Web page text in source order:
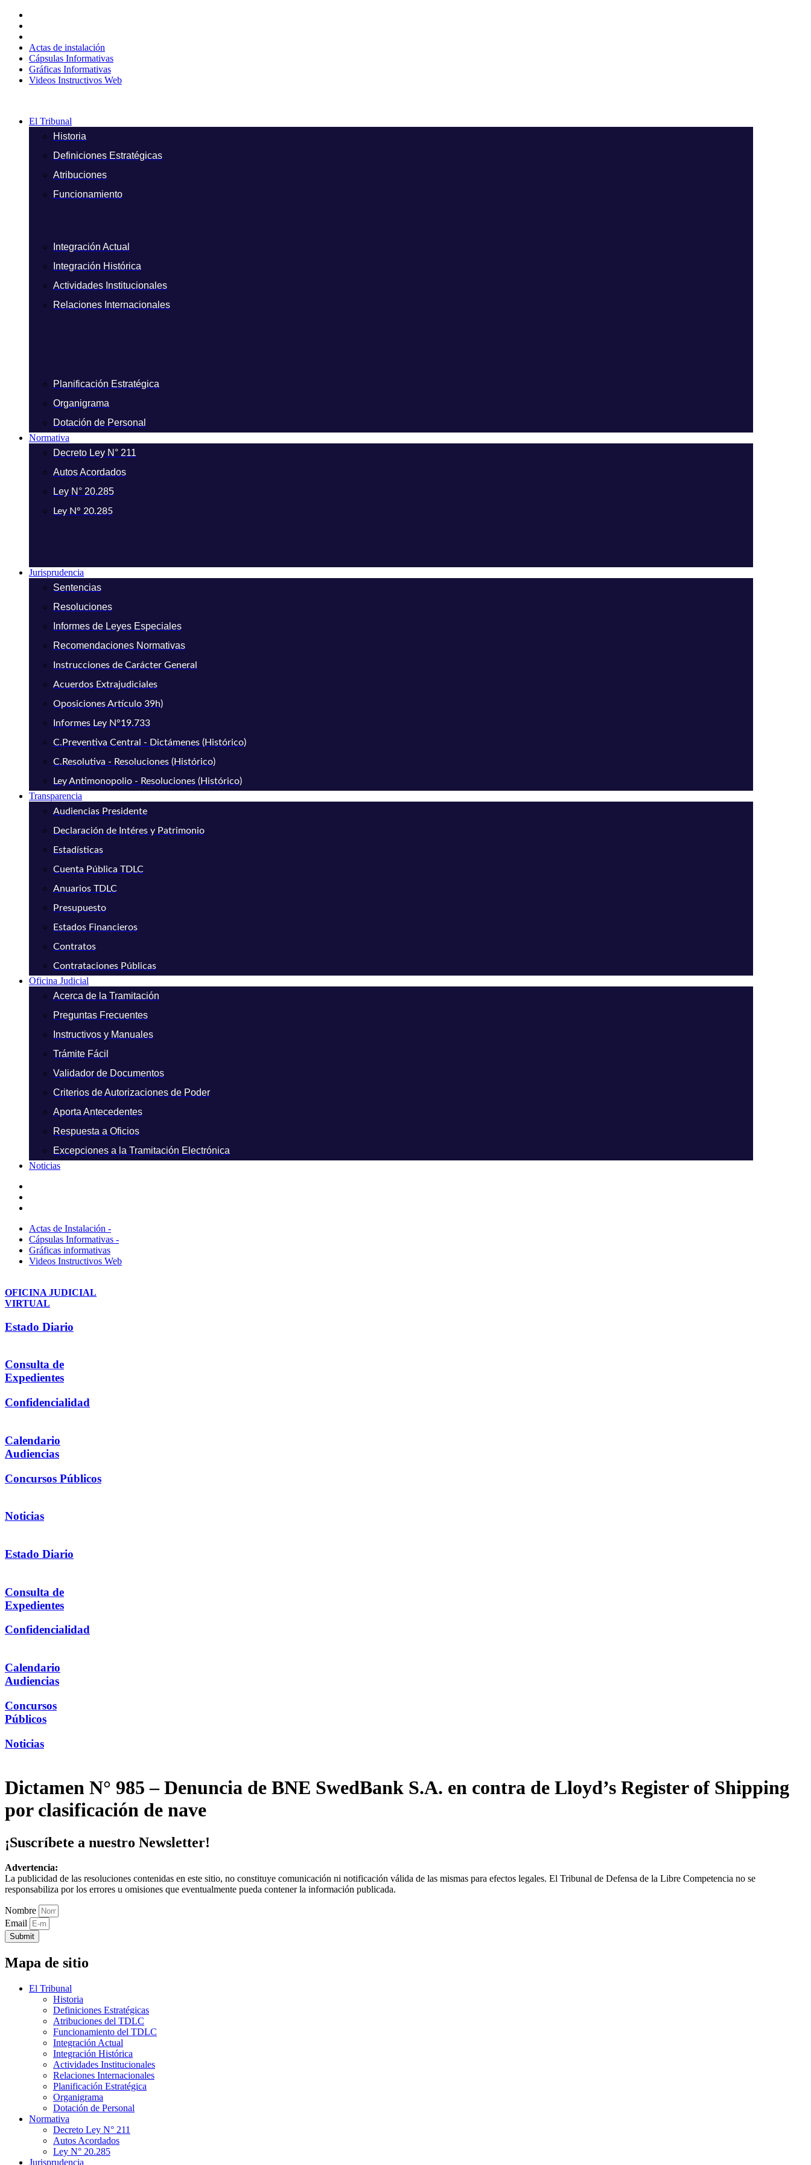
contenido
Actas de instalación
Cápsulas Informativas
Gráficas Informativas
Videos Instructivos Web
El Tribunal
Historia
Definiciones Estratégicas
Atribuciones
Funcionamiento
Integración Actual
Integración Histórica
Actividades Institucionales
Relaciones Internacionales
Planificación Estratégica
Organigrama
Dotación de Personal
Normativa
Decreto Ley N° 211
Autos Acordados
Ley N° 20.285
Ley N° 20.285
Jurisprudencia
Sentencias
Resoluciones
Informes de Leyes Especiales
Recomendaciones Normativas
Instrucciones de Carácter General
Acuerdos Extrajudiciales
Oposiciones Artículo 39h)
Informes Ley N°19.733
C.Preventiva Central - Dictámenes (Histórico)
C.Resolutiva - Resoluciones (Histórico)
Ley Antimonopolio - Resoluciones (Histórico)
Transparencia
Audiencias Presidente
Declaración de Intéres y Patrimonio
Estadísticas
Cuenta Pública TDLC
Anuarios TDLC
Presupuesto
Estados Financieros
Contratos
Contrataciones Públicas
Oficina Judicial
Acerca de la Tramitación
Preguntas Frecuentes
Instructivos y Manuales
Trámite Fácil
Validador de Documentos
Criterios de Autorizaciones de Poder
Aporta Antecedentes
Respuesta a Oficios
Excepciones a la Tramitación Electrónica
Noticias
Actas de Instalación -
Cápsulas Informativas -
Gráficas informativas
Videos Instructivos Web
OFICINA JUDICIAL
VIRTUAL
Estado Diario
Consulta de
Expedientes
Confidencialidad
Calendario
Audiencias
Concursos Públicos
Noticias
Estado Diario
Consulta de
Expedientes
Confidencialidad
Calendario
Audiencias
Concursos
Públicos
Noticias
Dictamen N° 985 – Denuncia de BNE SwedBank S.A. en contra de Lloyd’s Register of Shipping
por clasificación de nave
¡Suscríbete a nuestro Newsletter!
Advertencia:
La publicidad de las resoluciones contenidas en este sitio, no constituye comunicación ni notificación válida de las mismas para efectos legales. El Tribunal de Defensa de la Libre Competencia no se
responsabiliza por los errores u omisiones que eventualmente pueda contener la información publicada.
Nombre
Email
Submit
Mapa de sitio
El Tribunal
Historia
Definiciones Estratégicas
Atribuciones del TDLC
Funcionamiento del TDLC
Integración Actual
Integración Histórica
Actividades Institucionales
Relaciones Internacionales
Planificación Estratégica
Organigrama
Dotación de Personal
Normativa
Decreto Ley N° 211
Autos Acordados
Ley N° 20.285
Jurisprudencia